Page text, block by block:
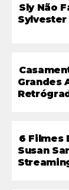
Sly Não
Grandes
6 Filmes
Susan